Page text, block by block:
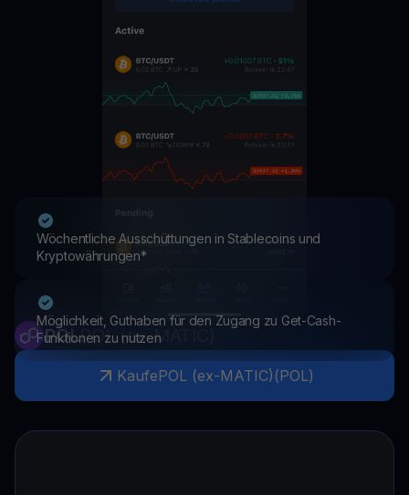
Wöchentliche Ausschüttungen in Stablecoins und
Kryptowährungen*
Möglichkeit, Guthaben für den Zugang zu Get-Cash-
Funktionen zu nutzen
POLPOL (ex-MATIC)
KaufePOL (ex-MATIC)(POL)